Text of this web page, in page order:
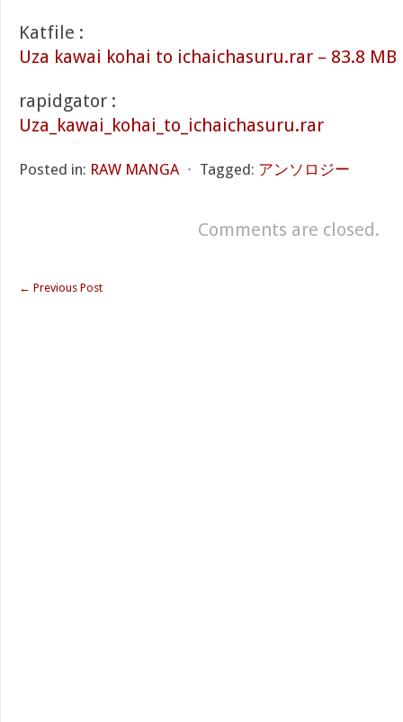
Katfile :
Uza kawai kohai to ichaichasuru.rar – 83.8 MB
rapidgator :
Uza_kawai_kohai_to_ichaichasuru.rar
Posted in: RAW MANGA ⋅ Tagged: アンソロジー
Comments are closed.
← Previous Post